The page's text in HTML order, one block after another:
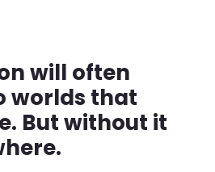
will often
worlds that
But without it